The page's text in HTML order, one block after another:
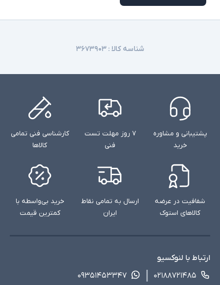
شناسه کالا :۳۶۷۳۹۰۳
پشتیبانی و مشاوره
خرید
۷ روز مهلت تست
فنی
کارشناسی فنی تمامی
کالاها
شفافیت در عرضه
کالاهای استوک
ارسال به تمامی نقاط
ایران
خرید بی‌واسطه با
کمترین قیمت
ارتباط با لنوکسیو
۰۲۱۸۸۷۲۱۴۸۵
۰۹۳۵۱۴۵۳۳۴۷